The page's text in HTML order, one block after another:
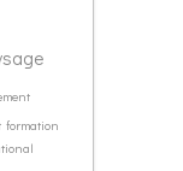
formation